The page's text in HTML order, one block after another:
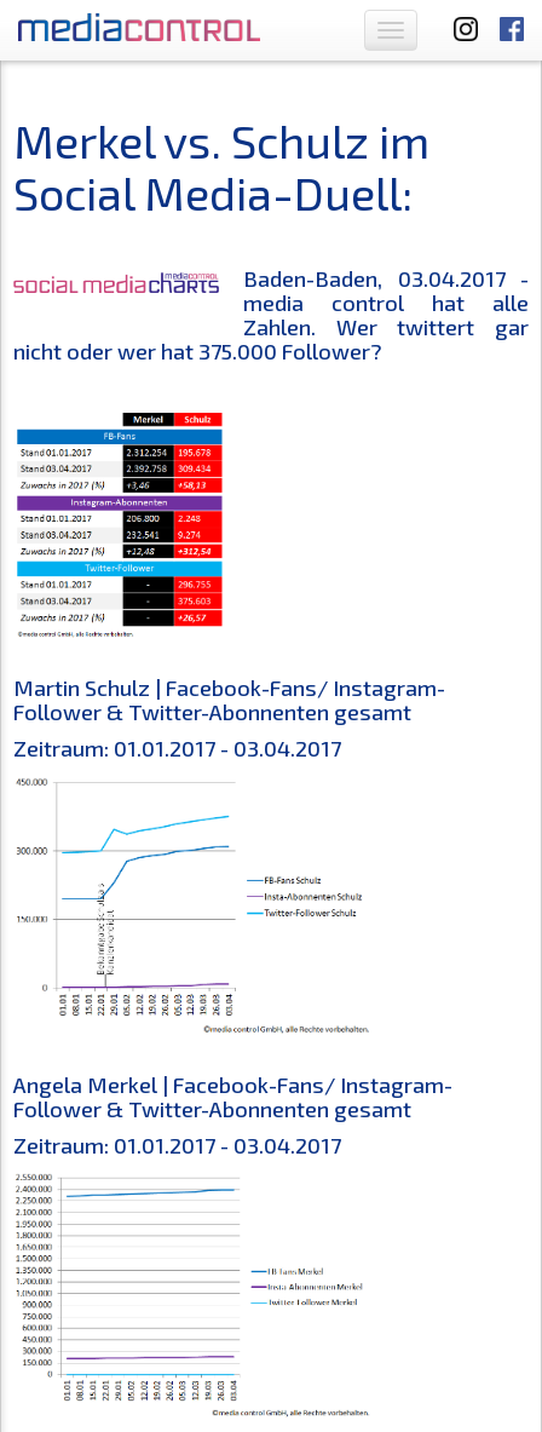
Toggle
navigation
Merkel vs. Schulz im
Social Media-Duell:
Baden-Baden, 03.04.2017 -
media control hat alle
Zahlen. Wer twittert gar
nicht oder wer hat 375.000 Follower?
Martin Schulz | Facebook-Fans/ Instagram-
Follower & Twitter-Abonnenten gesamt
Zeitraum: 01.01.2017 - 03.04.2017
Angela Merkel | Facebook-Fans/ Instagram-
Follower & Twitter-Abonnenten gesamt
Zeitraum: 01.01.2017 - 03.04.2017